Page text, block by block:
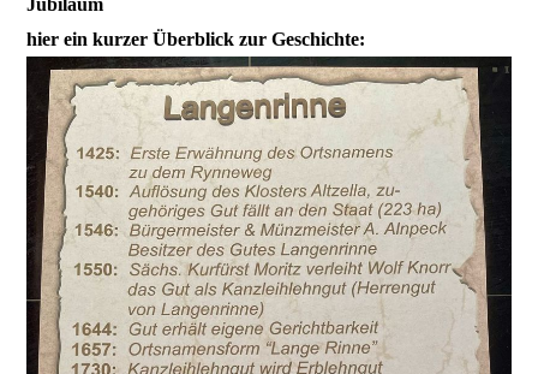
hier ein kurzer Überblickzur Geschichte: